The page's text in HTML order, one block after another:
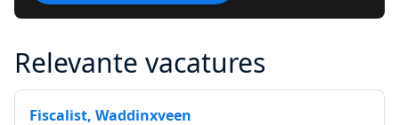
Relevante vacatures
Fiscalist, Waddinxveen